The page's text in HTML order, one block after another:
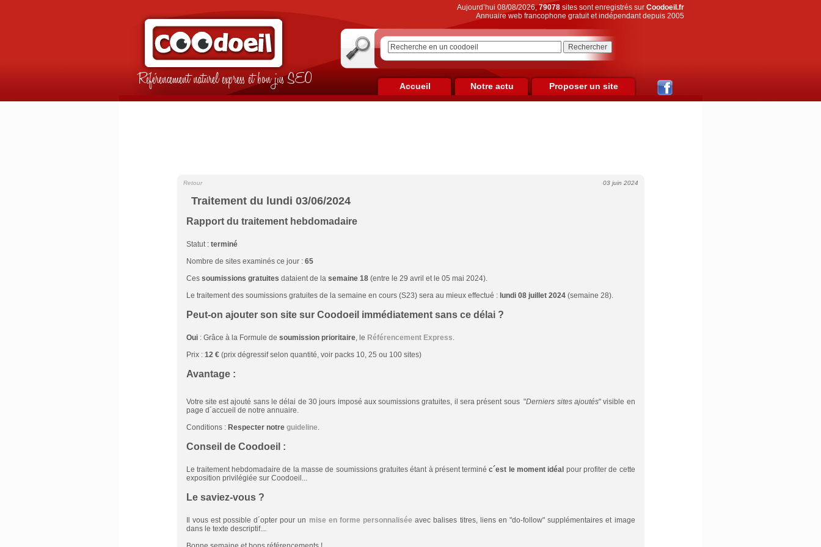
Référencement naturel express et bon jus SEO
Aujourd’hui 08/08/2026,79078sites sont enregistrés sur Coodoeil.fr
Annuaire web francophone gratuit et indépendant depuis 2005
Accueil Notre actu Proposer un site
Traitement du lundi 03/06/2024
Retour 03 juin 2024
Rapport du traitement hebdomadaire
Statut : terminé
Nombre de sites examinés ce jour : 65
Ces soumissions gratuites dataient de la semaine 18(entre le 29 avril et le 05 mai 2024).
Le traitement des soumissions gratuites de la semaine en cours (S23) sera au mieux effectué : lundi 08 juillet 2024(semaine 28).
Peut-on ajouter son site sur Coodoeil immédiatement sans ce délai ?
Oui: Grâce à la Formule de soumission prioritaire, le Référencement Express.
Prix : 12 €(prix dégressif selon quantité, voir packs 10, 25 ou 100 sites)
Avantage :
Votre site est ajouté sans le délai de 30 jours imposé aux soumissions gratuites, il sera présent sous "Derniers sites ajoutés" visible en
page d´accueil de notre annuaire.
Conditions : Respecter notre guideline.
Conseil de Coodoeil :
Le traitement hebdomadaire de la masse de soumissions gratuites étant à présent terminéc´est le moment idéal pour profiter de cette
exposition privilégiée sur Coodoeil...
Le saviez-vous ?
Il vous est possible d´opter pour un mise en forme personnalisée avec balises titres, liens en "do-follow" supplémentaires et image
dans le texte descriptif...